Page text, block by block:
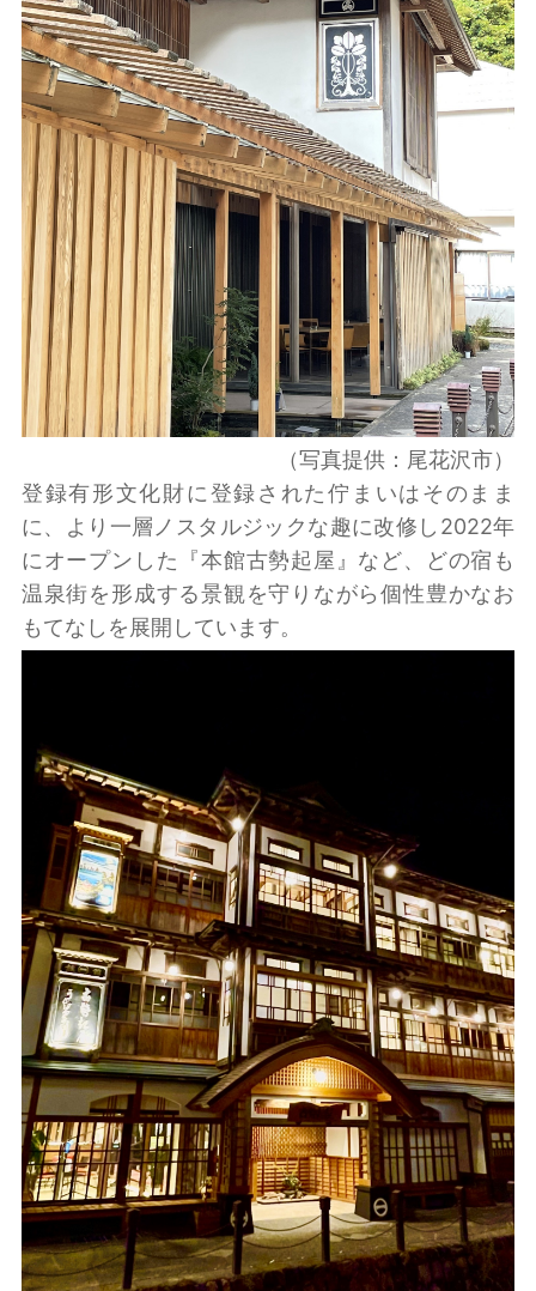
（写真提供：尾花沢市）
登録有形文化財に登録された佇まいはそのまま
に、より一層ノスタルジックな趣に改修し2022年
にオープンした『本館古勢起屋』など、どの宿も
温泉街を形成する景観を守りながら個性豊かなお
もてなしを展開しています。